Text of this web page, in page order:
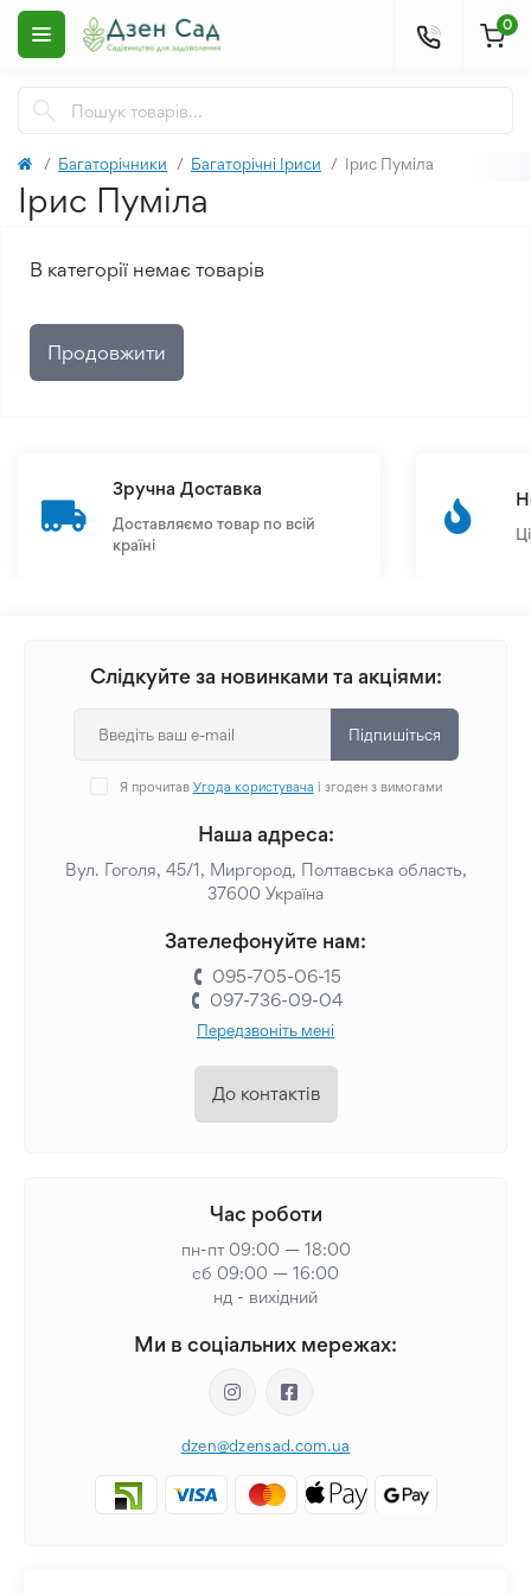
0
Багаторічники Багаторічні Іриси Ірис Пуміла
Ірис Пуміла
В категорії немає товарів
Продовжити
Зручна Доставка
Доставляємо товар по всій
країні
Слідкуйте за новинками та акціями:
Підпишіться
Я прочитав Угода користувача і згоден з вимогами
Наша адреса:
Вул. Гоголя, 45/1, Миргород, Полтавська область,
37600 Україна
Зателефонуйте нам:
095-705-06-15
097-736-09-04
Передзвоніть мені
До контактів
Час роботи
пн-пт 09:00 — 18:00
сб 09:00 — 16:00
нд - вихідний
Ми в соціальних мережах:
dzen@dzensad.com.ua